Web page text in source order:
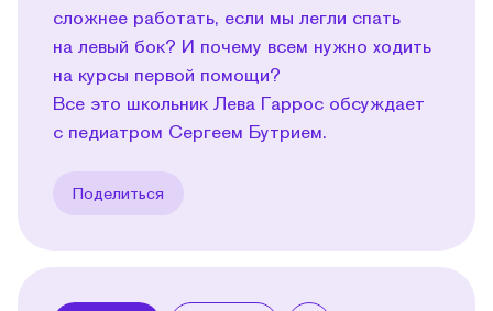
сложнее работать, если мы легли спать
на левый бок? И почему всем нужно ходить
на курсы первой помощи?
Все это школьник Лева Гаррос обсуждает
с педиатром Сергеем Бутрием.
Поделиться